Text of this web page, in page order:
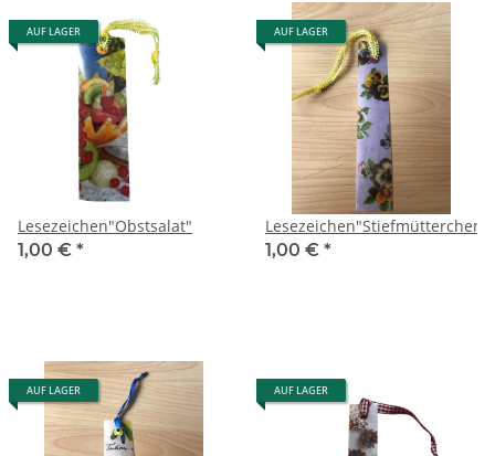
AUF LAGER
Lesezeichen"Obstsalat"
1,00 € *
AUF LAGER
Lesezeichen"Stiefmütterchen"
1,00 € *
AUF LAGER AUF LAGER